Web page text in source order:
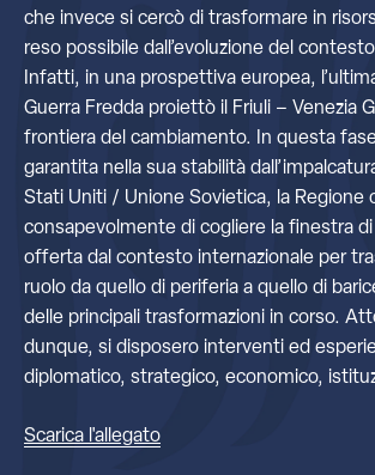
che invece si cercò di trasformare in
reso possibile dall’evoluzione del
Infatti, in una prospettiva europea,
Guerra Fredda proiettò il Friuli – Venezia
frontiera del cambiamento. In questa
garantita nella sua stabilità
Stati Uniti / Unione Sovietica, la Regione
consapevolmente di cogliere la finestra
offerta dal contesto internazionale per
ruolo da quello di periferia a quello di
delle principali trasformazioni in corso.
dunque, si disposero interventi ed
diplomatico, strategico, economico,
Scarica l'allegato